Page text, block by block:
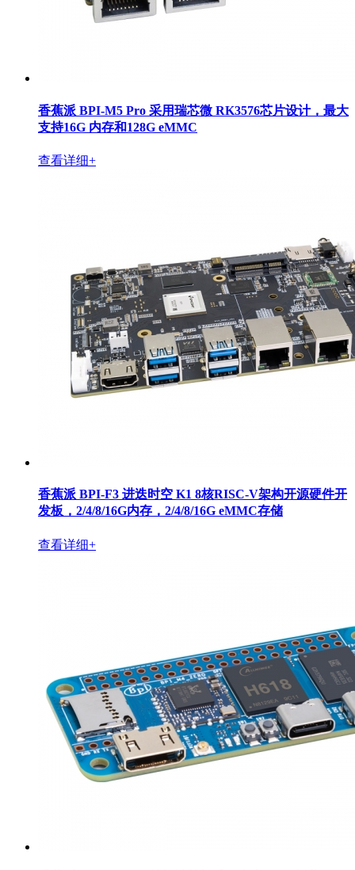
香蕉派 BPI-M5 Pro 采用瑞芯微 RK3576芯片设计，最大
支持16G 内存和128G eMMC
查看详细+
香蕉派 BPI-F3 进迭时空 K1 8核RISC-V架构开源硬件开
发板，2/4/8/16G内存，2/4/8/16G eMMC存储
查看详细+